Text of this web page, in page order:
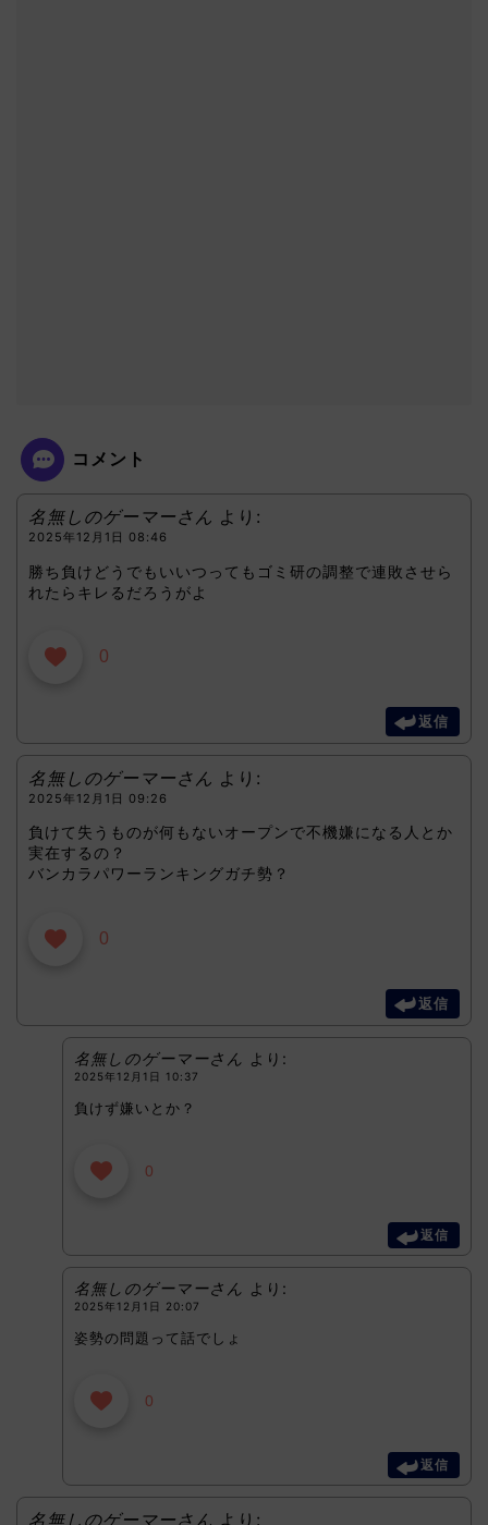
コメント
名無しのゲーマーさん より:
2025年12月1日 08:46
勝ち負けどうでもいいつってもゴミ研の調整で連敗させら
れたらキレるだろうがよ
0
返信
名無しのゲーマーさん より:
2025年12月1日 09:26
負けて失うものが何もないオープンで不機嫌になる人とか
実在するの？
バンカラパワーランキングガチ勢？
0
返信
名無しのゲーマーさん より:
2025年12月1日 10:37
負けず嫌いとか？
0
返信
名無しのゲーマーさん より:
2025年12月1日 20:07
姿勢の問題って話でしょ
0
返信
名無しのゲーマーさん より: